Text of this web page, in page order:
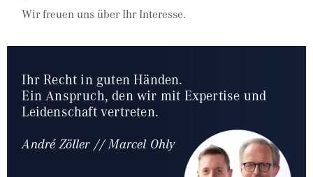
Wir freuen uns über Ihr Interesse.
Ihr Recht in guten Händen.
Ein Anspruch, den wir mit Expertise und
Leidenschaft vertreten.
André Zöller // Marcel Ohly